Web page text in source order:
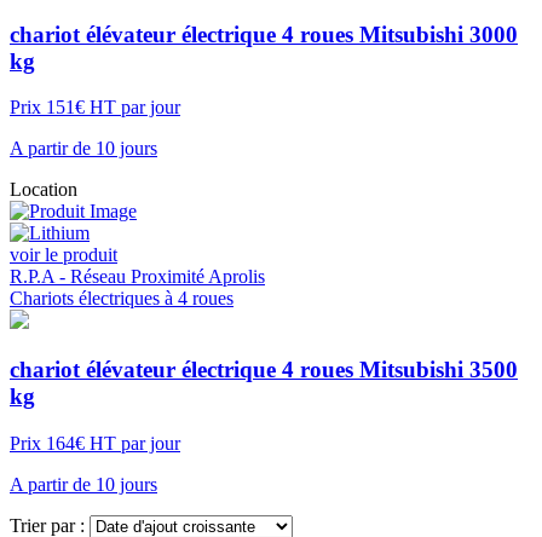
chariot élévateur électrique 4 roues Mitsubishi 3000
kg
Prix 151€ HT par jour
A partir de 10 jours
Location
voir le produit
R.P.A - Réseau Proximité Aprolis
Chariots électriques à 4 roues
chariot élévateur électrique 4 roues Mitsubishi 3500
kg
Prix 164€ HT par jour
A partir de 10 jours
Trier par :